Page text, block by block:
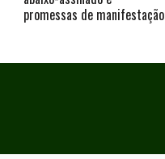
promessas de manifestação